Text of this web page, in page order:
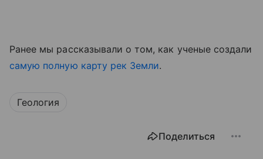
Ранее мы рассказывали о том, как ученые создали
самую полную карту рек Земли.
Геология
Поделиться